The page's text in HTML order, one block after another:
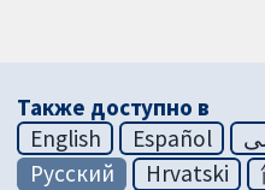
Также доступно в
English
Español
Русский
Hrvatski